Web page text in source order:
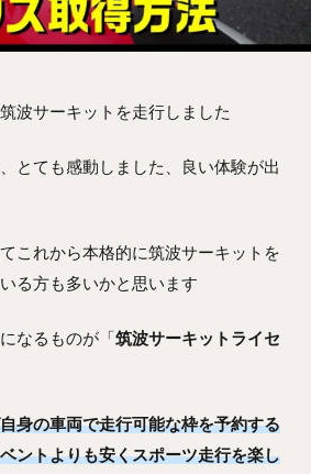
波サーキットを走行しました
とても感動しました、良い体験が出
これから本格的に筑波サーキットを
る方も多いかと思います
なるものが「筑波サーキットライセ
身の車両で走行可能な枠を予約する
ントよりも安くスポーツ走行を楽し